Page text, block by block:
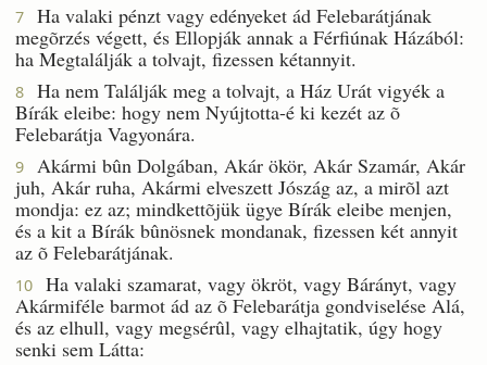
7
Ha valaki pénzt vagy edényeket ád Felebarátjának
megõrzés végett, és Ellopják annak a Férfiúnak Házából:
ha Megtalálják a tolvajt, fizessen kétannyit.
8
Ha nem Találják meg a tolvajt, a Ház Urát vigyék a
Bírák eleibe: hogy nem Nyújtotta-é ki kezét az õ
Felebarátja Vagyonára.
9
Akármi bûn Dolgában, Akár ökör, Akár Szamár, Akár
juh, Akár ruha, Akármi elveszett Jószág az, a mirõl azt
mondja: ez az; mindkettõjük ügye Bírák eleibe menjen,
és a kit a Bírák bûnösnek mondanak, fizessen két annyit
az õ Felebarátjának.
10
Ha valaki szamarat, vagy ökröt, vagy Bárányt, vagy
Akármiféle barmot ád az õ Felebarátja gondviselése Alá,
és az elhull, vagy megsérûl, vagy elhajtatik, úgy hogy
senki sem Látta: